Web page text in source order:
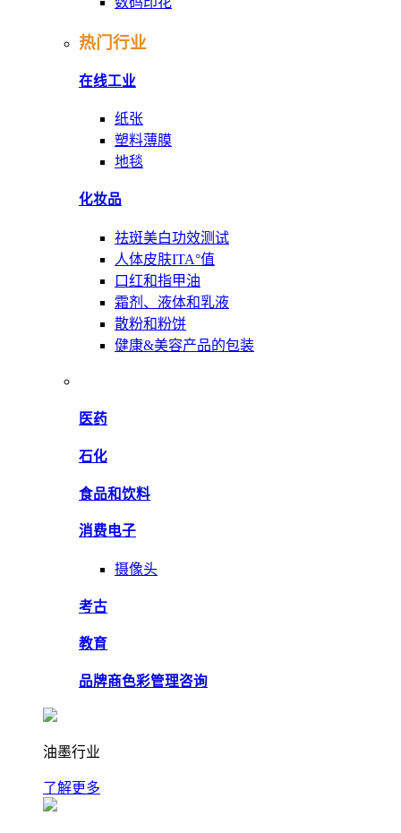
热门行业
在线工业
纸张
塑料薄膜
地毯
化妆品
祛斑美白功效测试
人体皮肤ITA°值
口红和指甲油
霜剂、液体和乳液
散粉和粉饼
健康&美容产品的包装
医药
石化
食品和饮料
消费电子
摄像头
考古
教育
品牌商色彩管理咨询
油墨行业
了解更多